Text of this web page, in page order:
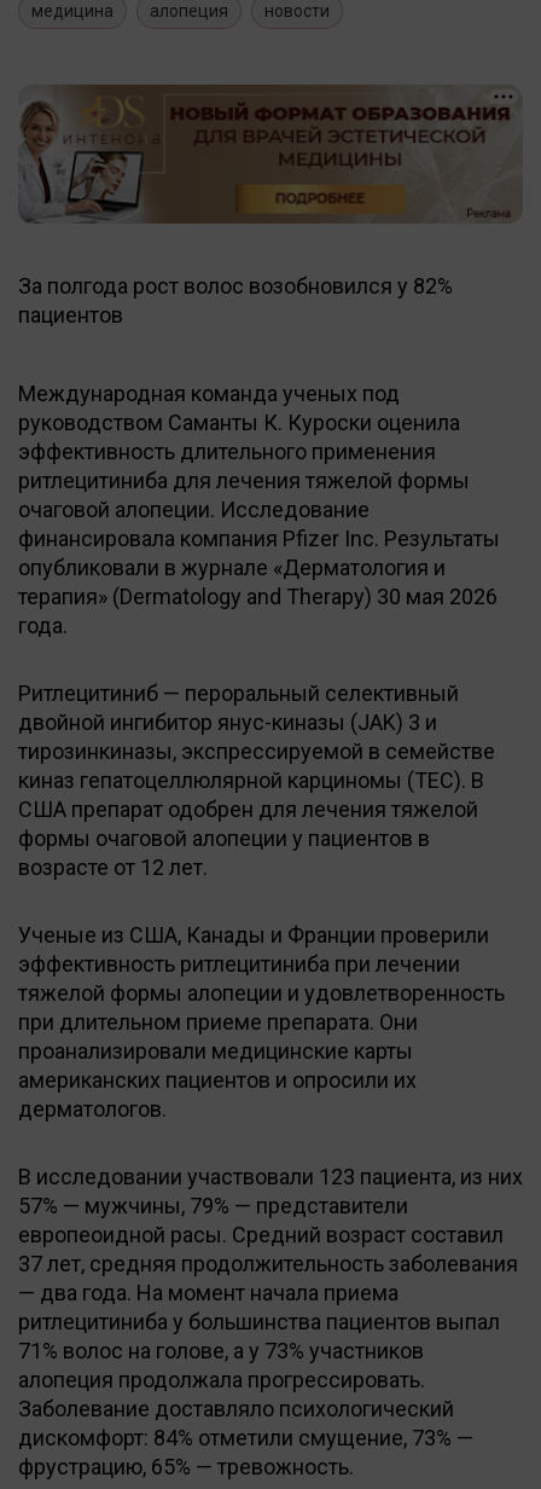
медицина алопеция новости
За полгода рост волос возобновился у 82%
пациентов
Международная команда ученых под
руководством Саманты К. Куроски оценила
эффективность длительного применения
ритлецитиниба для лечения тяжелой формы
очаговой алопеции. Исследование
финансировала компания Pfizer Inc. Результаты
опубликовали в журнале «Дерматология и
терапия» (Dermatology and Therapy) 30 мая 2026
года.
Ритлецитиниб — пероральный селективный
двойной ингибитор янус-киназы (JAK) 3 и
тирозинкиназы, экспрессируемой в семействе
киназ гепатоцеллюлярной карциномы (TEC). В
США препарат одобрен для лечения тяжелой
формы очаговой алопеции у пациентов в
возрасте от 12 лет.
Ученые из США, Канады и Франции проверили
эффективность ритлецитиниба при лечении
тяжелой формы алопеции и удовлетворенность
при длительном приеме препарата. Они
проанализировали медицинские карты
американских пациентов и опросили их
дерматологов.
В исследовании участвовали 123 пациента, из них
57% — мужчины, 79% — представители
европеоидной расы. Средний возраст составил
37 лет, средняя продолжительность заболевания
— два года. На момент начала приема
ритлецитиниба у большинства пациентов выпал
71% волос на голове, а у 73% участников
алопеция продолжала прогрессировать.
Заболевание доставляло психологический
дискомфорт: 84% отметили смущение, 73% —
фрустрацию, 65% — тревожность.